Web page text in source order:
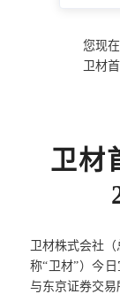
您现在
卫材
卫材
卫材株式会社
称“卫材”）今
与东京证券交易